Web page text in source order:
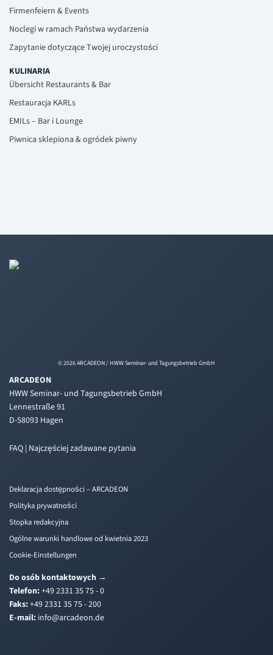
Firmenfeiern & Events
Noclegi w ramach Państwa wydarzenia
Zapytanie dotyczące Twojej uroczystości
KULINARIA
Übersicht Restaurants & Bar
Restauracja KARLs
EMILs – Bar i Lounge
Piwnica sklepiona & ogródek piwny
© 2026 ARCADEON / HWW Seminar- und Tagungsbetrieb GmbH
ARCADEON
HWW Seminar- und Tagungsbetrieb GmbH
Lennestraße 91
D-58093 Hagen
FAQ | Najczęściej zadawane pytania
Deklaracja dostępności – ARCADEON
Polityka prywatności
Stopka redakcyjna
Ogólne warunki handlowe od kwietnia 2023
Cookie-Einstellungen
Do osób kontaktowych →
Telefon:+49 2331 35 75 - 0
Faks:+49 2331 35 75 - 200
E-mail:
ed.no
edacr
a@ofn
i